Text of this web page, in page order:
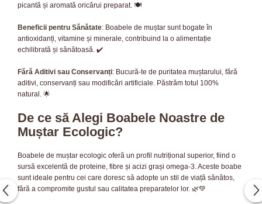
picantă și aromată oricărui preparat. 🍽️
Beneficii pentru Sănătate: Boabele de muștar sunt bogate în
antioxidanți, vitamine și minerale, contribuind la o alimentație
echilibrată și sănătoasă. ✔️
Fără Aditivi sau Conservanți: Bucură-te de puritatea muștarului, fără
aditivi, conservanți sau modificări artificiale. Păstrăm totul 100%
natural. 🌟
De ce să Alegi Boabele Noastre de
Muștar Ecologic?
Boabele de muștar ecologic oferă un profil nutrițional superior, fiind o
sursă excelentă de proteine, fibre și acizi grași omega-3. Aceste boabe
sunt ideale pentru cei care doresc să adopte un stil de viață sănătos,
fără a compromite gustul sau calitatea preparatelor lor. 🌿💚